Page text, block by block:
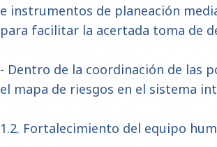
e instrumentos de planeación
para facilitar la acertada toma de
- Dentro de la coordinación de las
el mapa de riesgos en el sistema
1.2. Fortalecimiento del equipo